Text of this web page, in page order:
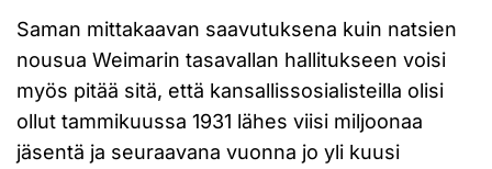
Saman mittakaavan saavutuksena kuin natsien
nousua Weimarin tasavallan hallitukseen voisi
myös pitää sitä, että kansallissosialisteilla olisi
ollut tammikuussa 1931 lähes viisi miljoonaa
jäsentä ja seuraavana vuonna jo yli kuusi